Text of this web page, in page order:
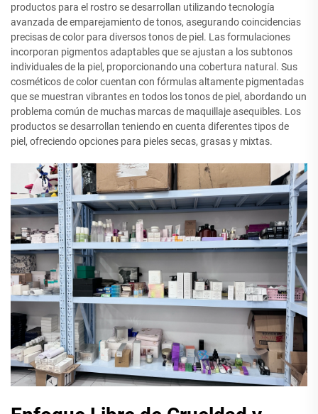
productos para el rostro se desarrollan utilizando tecnología
avanzada de emparejamiento de tonos, asegurando coincidencias
precisas de color para diversos tonos de piel. Las formulaciones
incorporan pigmentos adaptables que se ajustan a los subtonos
individuales de la piel, proporcionando una cobertura natural. Sus
cosméticos de color cuentan con fórmulas altamente pigmentadas
que se muestran vibrantes en todos los tonos de piel, abordando un
problema común de muchas marcas de maquillaje asequibles. Los
productos se desarrollan teniendo en cuenta diferentes tipos de
piel, ofreciendo opciones para pieles secas, grasas y mixtas.